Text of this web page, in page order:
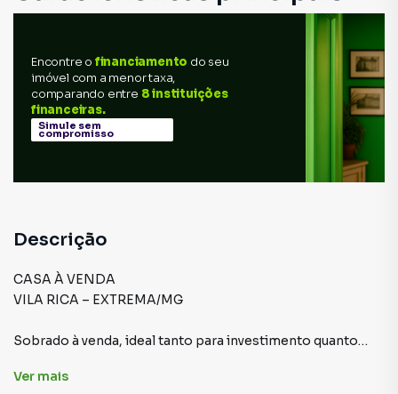
Encontre o financiamento do seu
imóvel com a menor taxa,
comparando entre 8 instituições
financeiras.
Simule sem
compromisso
Descrição
CASA À VENDA
VILA RICA – EXTREMA/MG
Sobrado à venda, ideal tanto para investimento quanto
valorizado. 📍 Apenas dois minutos do centro.
Ver mais